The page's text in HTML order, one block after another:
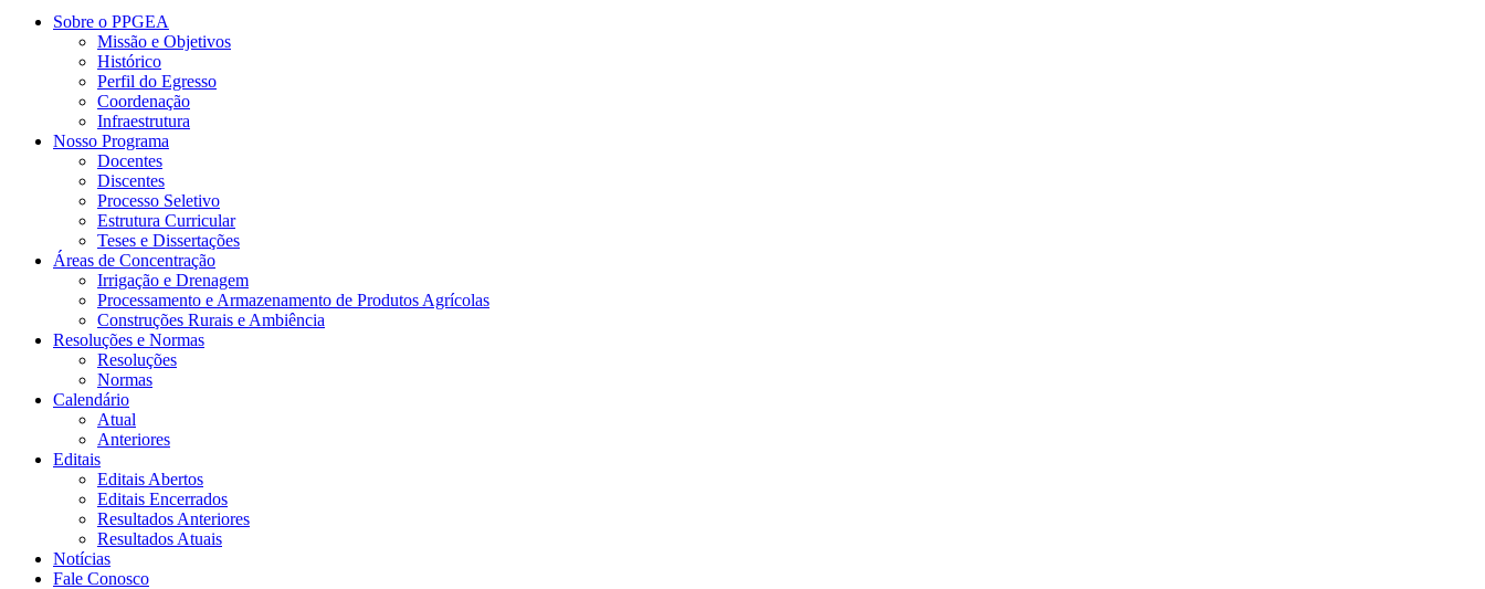
Sobre o PPGEA
Missão e Objetivos
Histórico
Perfil do Egresso
Coordenação
Infraestrutura
Nosso Programa
Docentes
Discentes
Processo Seletivo
Estrutura Curricular
Teses e Dissertações
Áreas de Concentração
Irrigação e Drenagem
Processamento e Armazenamento de Produtos Agrícolas
Construções Rurais e Ambiência
Resoluções e Normas
Resoluções
Normas
Calendário
Atual
Anteriores
Editais
Editais Abertos
Editais Encerrados
Resultados Anteriores
Resultados Atuais
Notícias
Fale Conosco